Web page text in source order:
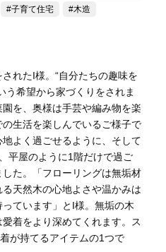
子育て住宅
木造
れたI様。“自分たちの趣味を
う希望から家づくりをされま
を、奥様は手芸や編み物を楽
生活を楽しんでいるご様子で
よく過ごせるように、そして
平屋のように1階だけで過ご
た。「フローリングは無垢材
天然木の心地よさや温かみは
ています」とI様。無垢の木
着をより深めてくれます。ス
が持てるアイテムの1つで